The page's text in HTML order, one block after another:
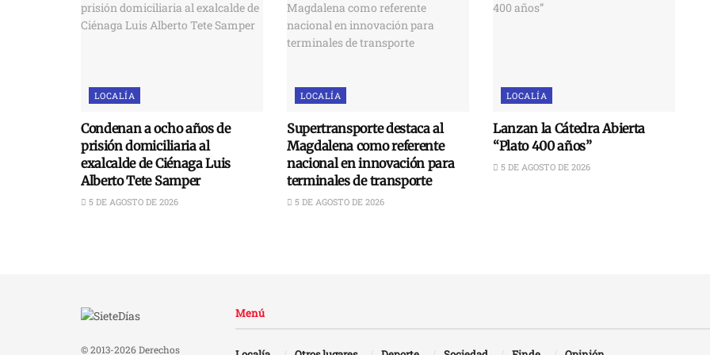
LOCALÍA
Condenan a ocho años de
prisión domiciliaria al
exalcalde de Ciénaga Luis
Alberto Tete Samper
5 DE AGOSTO DE 2026
LOCALÍA
Supertransporte destaca al
Magdalena como referente
nacional en innovación para
terminales de transporte
5 DE AGOSTO DE 2026
LOCALÍA
Lanzan la Cátedra Abierta
“Plato 400 años”
5 DE AGOSTO DE 2026
© 2013-2026 Derechos
Menú